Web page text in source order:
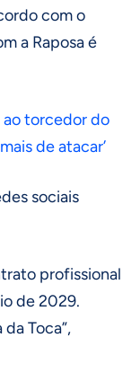
com o
a Raposa é
ao torcedor do
de atacar’
sociais
profissional
de 2029.
Toca”,